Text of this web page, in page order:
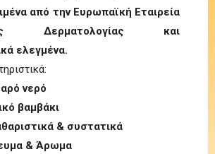
από την Ευρωπαϊκή Εταιρεία
Δερματολογίας και
ελεγμένα.
νερό
βαμβάκι
& συστατικά
& Άρωμα